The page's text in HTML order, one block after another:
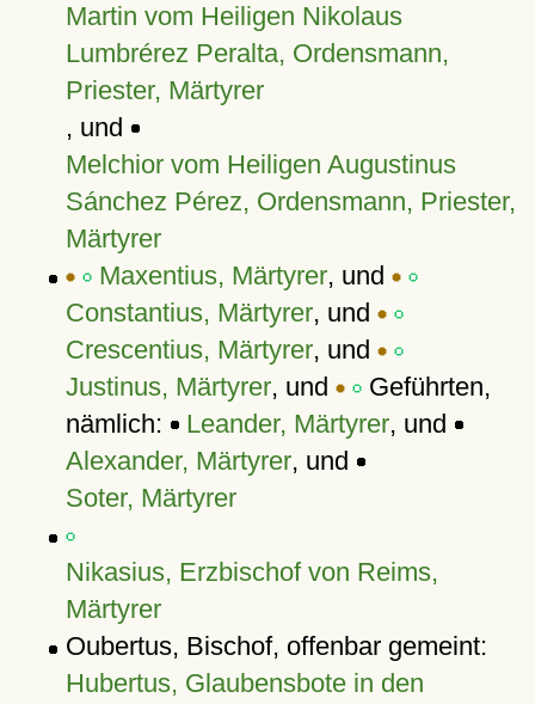
Martin vom Heiligen Nikolaus
Lumbrérez Peralta, Ordensmann,
Priester, Märtyrer
, und
Melchior vom Heiligen Augustinus
Sánchez Pérez, Ordensmann, Priester,
Märtyrer
Maxentius, Märtyrer, und
Constantius, Märtyrer, und
Crescentius, Märtyrer, und
Justinus, Märtyrer, und
Geführten,
nämlich:
Leander, Märtyrer, und
Alexander, Märtyrer, und
Soter, Märtyrer
Nikasius, Erzbischof von Reims,
Märtyrer
Oubertus, Bischof, offenbar gemeint:
Hubertus, Glaubensbote in den